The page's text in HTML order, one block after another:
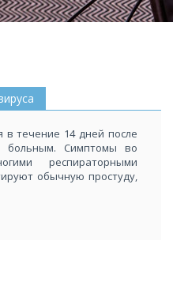
в течение 14 дней после
больным. Симптомы во
респираторными
обычную простуду,